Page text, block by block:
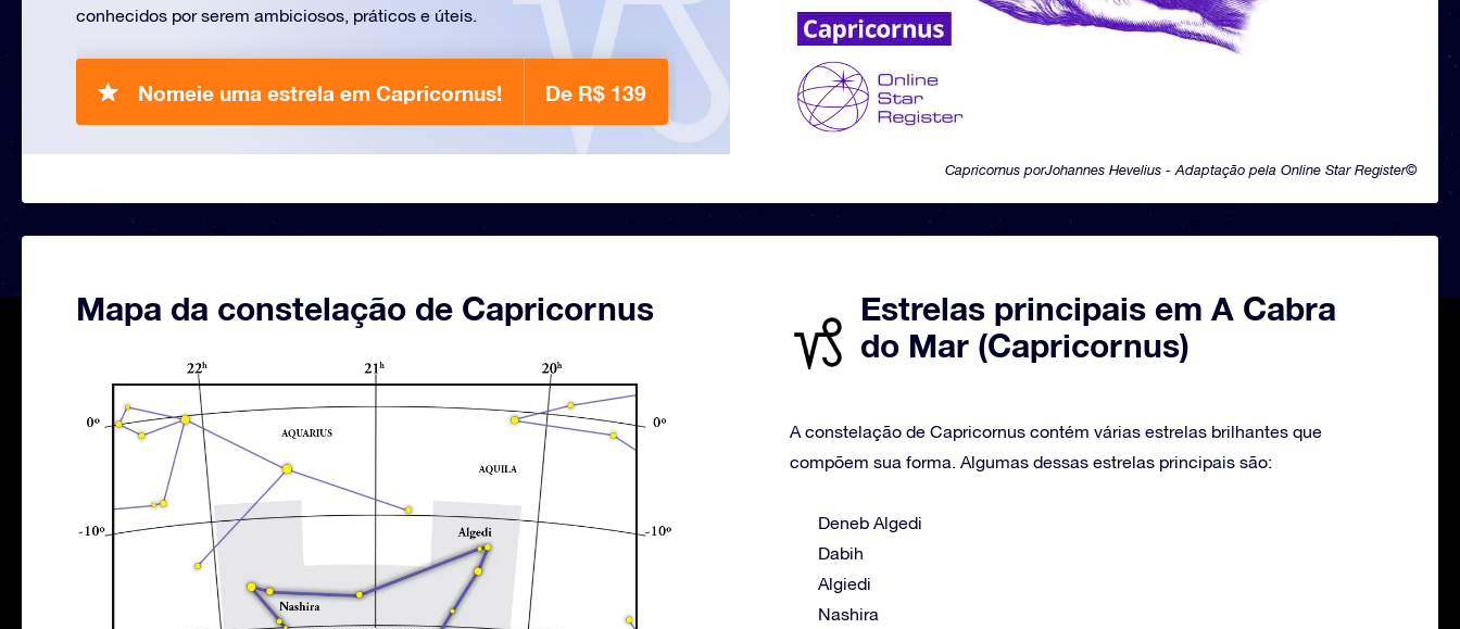
Capricornus porJohannes Hevelius - Adaptação pela Online Star Register©
conhecidos por serem ambiciosos, práticos e úteis.
Nomeie uma estrela em Capricornus! De R$ 139
Mapa da constelação de Capricornus
Estrelas principais em A Cabra
do Mar (Capricornus)
A constelação de Capricornus contém várias estrelas brilhantes que
compõem sua forma. Algumas dessas estrelas principais são:
Deneb Algedi
Dabih
Algiedi
Nashira